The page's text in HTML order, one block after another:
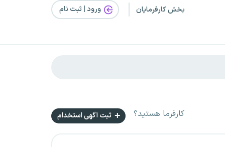
بخش کارفرمایان ورود | ثبت‌ نام
کارفرما هستید؟ ثبت آگهی استخدام